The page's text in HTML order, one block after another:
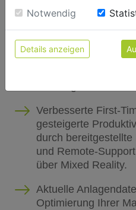
INSTANDHALTUNG
Hohe
personalisierte und
Serviceleistungen,
Verbesserte First-
gesteigerte
durch bereitgestellte
und Remote-
über Mixed Reality.
Aktuelle
Optimierung Ihrer
abgelehnt werden.
weiter nutzen, geben Sie
Notwendig
Details anzeigen